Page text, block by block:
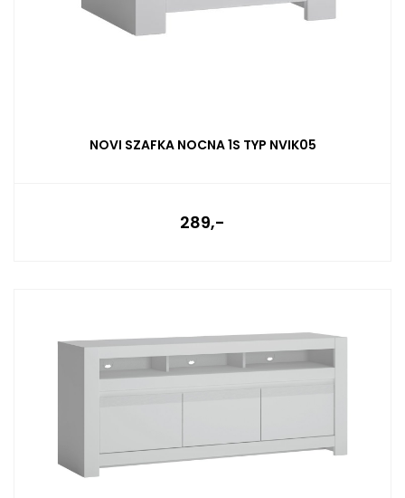
NOVI SZAFKA NOCNA 1S TYP NVIK05
289,-